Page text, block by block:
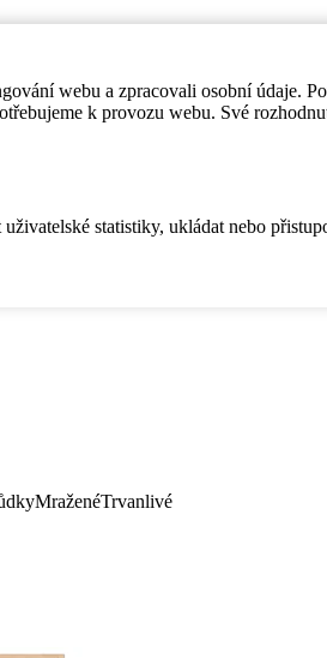
webu a zpracovali osobní údaje.
k provozu webu. Své
statistiky, ukládat nebo
MraženéTrvanlivé